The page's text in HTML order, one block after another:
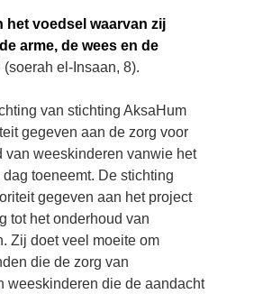
het voedsel waarvan zij
arme, de wees en de
(soerah el-Insaan, 8).
van stichting AksaHum
gegeven aan de zorg voor
van weeskinderen vanwie het
toeneemt. De stichting
gegeven aan het project
tot het onderhoud van
Zij doet veel moeite om
die de zorg van
weeskinderen die de aandacht